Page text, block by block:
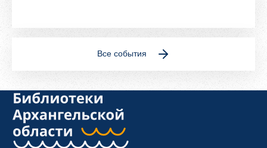
Все события